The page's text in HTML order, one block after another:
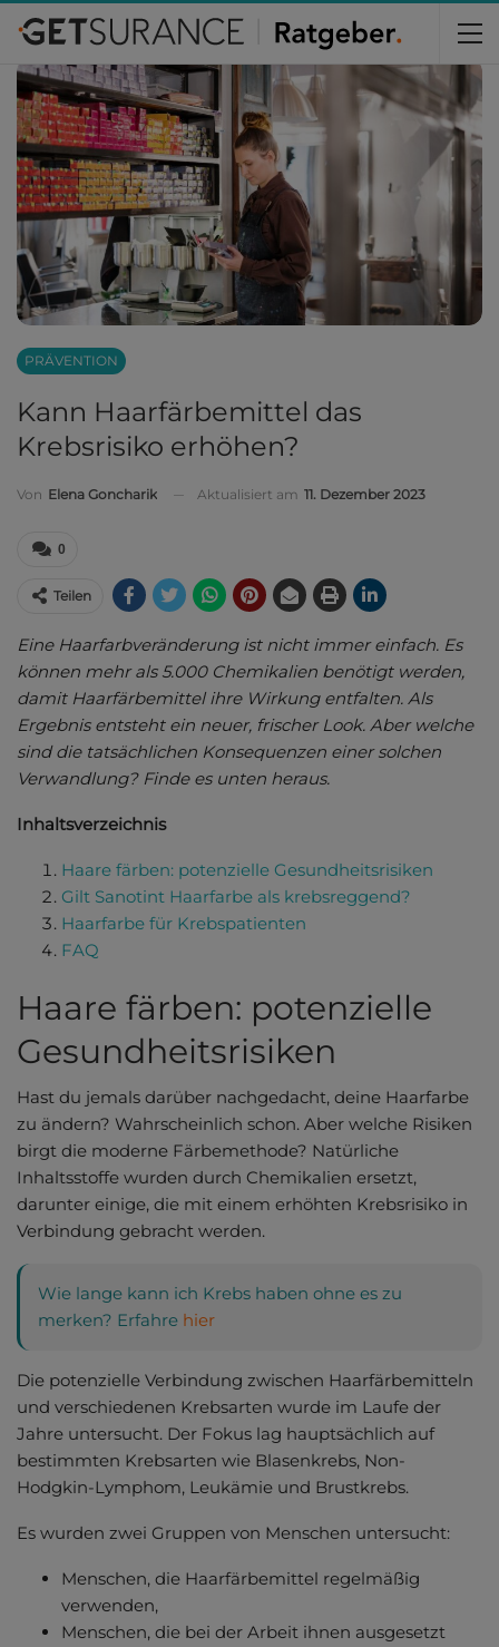
Home Krebs Prävention
PRÄVENTION
Kann Haarfärbemittel das
Krebsrisiko erhöhen?
Von Elena Goncharik Aktualisiert am 11. Dezember 2023
0
Teilen
Eine Haarfarbveränderung ist nicht immer einfach. Es
können mehr als 5.000 Chemikalien benötigt werden,
damit Haarfärbemittel ihre Wirkung entfalten. Als
Ergebnis entsteht ein neuer, frischer Look. Aber welche
sind die tatsächlichen Konsequenzen einer solchen
Verwandlung? Finde es unten heraus.
Inhaltsverzeichnis
Haare färben: potenzielle Gesundheitsrisiken
Gilt Sanotint Haarfarbe als krebsreggend?
Haarfarbe für Krebspatienten
FAQ
Haare färben: potenzielle
Gesundheitsrisiken
Hast du jemals darüber nachgedacht, deine Haarfarbe
zu ändern? Wahrscheinlich schon. Aber welche Risiken
birgt die moderne Färbemethode? Natürliche
Inhaltsstoffe wurden durch Chemikalien ersetzt,
darunter einige, die mit einem erhöhten Krebsrisiko in
Verbindung gebracht werden.
Wie lange kann ich Krebs haben ohne es zu
merken? Erfahre hier
Die potenzielle Verbindung zwischen Haarfärbemitteln
und verschiedenen Krebsarten wurde im Laufe der
Jahre untersucht. Der Fokus lag hauptsächlich auf
bestimmten Krebsarten wie Blasenkrebs, Non-
Hodgkin-Lymphom, Leukämie und Brustkrebs.
Es wurden zwei Gruppen von Menschen untersucht:
Menschen, die Haarfärbemittel regelmäßig
verwenden,
Menschen, die bei der Arbeit ihnen ausgesetzt